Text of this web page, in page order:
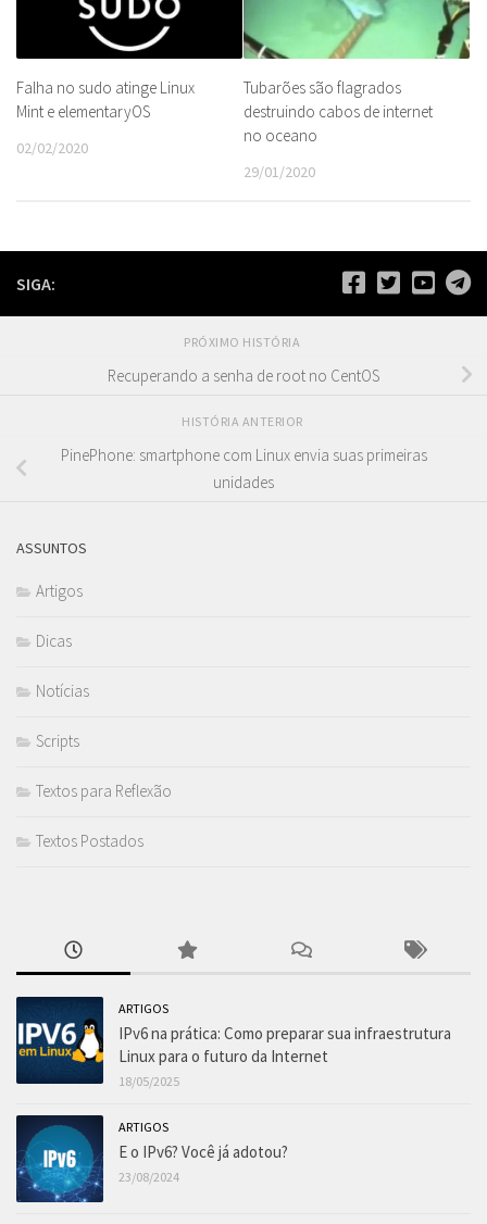
Falha no sudo atinge Linux
Mint e elementaryOS
02/02/2020
Tubarões são flagrados
destruindo cabos de internet
no oceano
29/01/2020
SIGA:
PRÓXIMO HISTÓRIA
Recuperando a senha de root no CentOS
HISTÓRIA ANTERIOR
PinePhone: smartphone com Linux envia suas primeiras
unidades
ASSUNTOS
Artigos
Dicas
Notícias
Scripts
Textos para Reflexão
Textos Postados
ARTIGOS
IPv6 na prática: Como preparar sua infraestrutura
Linux para o futuro da Internet
18/05/2025
ARTIGOS
E o IPv6? Você já adotou?
23/08/2024